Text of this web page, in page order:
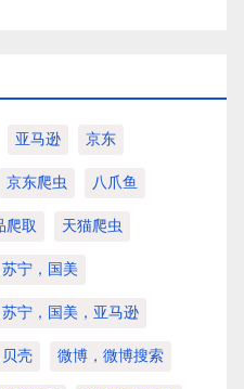
亚马逊 京东
京东爬虫 八爪鱼
爬取 天猫爬虫
宁，国美
宁，国美，亚马逊
壳 微博，微博搜索